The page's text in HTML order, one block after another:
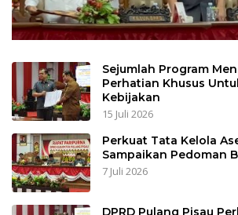
Sejumlah Program
Perhatian Khusus
Kebijakan
15 Juli 2026
Perkuat Tata Kelola
Sampaikan Pedoman
7 Juli 2026
DPRD Pulang Pisau